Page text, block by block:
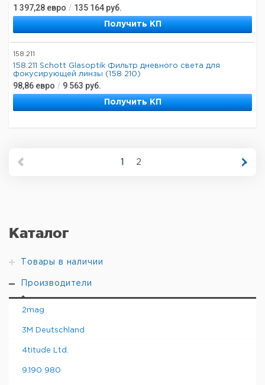
Каталог
Товары в наличии
Производители
2mag
3M Deutschland
4titude Ltd.
9.190 980
1 397,28 евро / 135 164 руб.
Получить КП
158.211
158.211 Schott Glasoptik Фильтр дневного света для
фокусирующей линзы (158 210)
98,86 евро / 9 563 руб.
Получить КП
1 2